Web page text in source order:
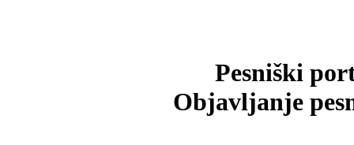
Pesniški
Objavljanje